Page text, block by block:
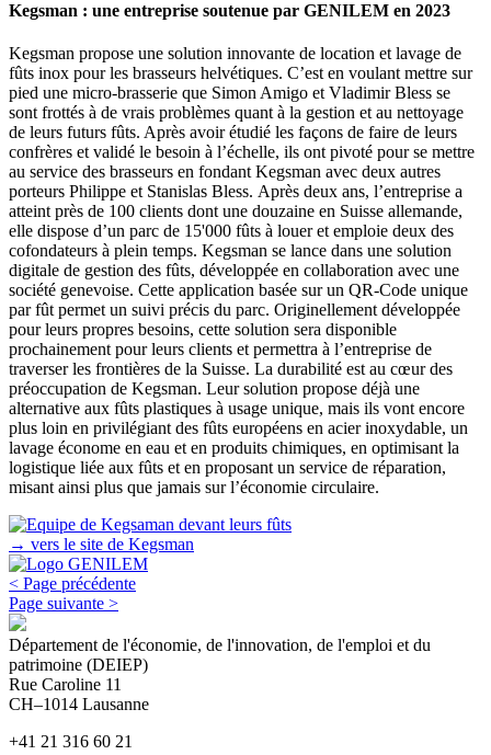
Kegsman : une entreprise soutenue par GENILEM en 2023
Kegsman propose une solution innovante de location et lavage de
fûts inox pour les brasseurs helvétiques. C’est en voulant mettre sur
pied une micro-brasserie que Simon Amigo et Vladimir Bless se
sont frottés à de vrais problèmes quant à la gestion et au nettoyage
de leurs futurs fûts. Après avoir étudié les façons de faire de leurs
confrères et validé le besoin à l’échelle, ils ont pivoté pour se mettre
au service des brasseurs en fondant Kegsman avec deux autres
porteurs Philippe et Stanislas Bless. Après deux ans, l’entreprise a
atteint près de 100 clients dont une douzaine en Suisse allemande,
elle dispose d’un parc de 15'000 fûts à louer et emploie deux des
cofondateurs à plein temps. Kegsman se lance dans une solution
digitale de gestion des fûts, développée en collaboration avec une
société genevoise. Cette application basée sur un QR-Code unique
par fût permet un suivi précis du parc. Originellement développée
pour leurs propres besoins, cette solution sera disponible
prochainement pour leurs clients et permettra à l’entreprise de
traverser les frontières de la Suisse. La durabilité est au cœur des
préoccupation de Kegsman. Leur solution propose déjà une
alternative aux fûts plastiques à usage unique, mais ils vont encore
plus loin en privilégiant des fûts européens en acier inoxydable, un
lavage économe en eau et en produits chimiques, en optimisant la
logistique liée aux fûts et en proposant un service de réparation,
misant ainsi plus que jamais sur l’économie circulaire.
→ vers le site de Kegsman
< Page précédente
Page suivante >
Département de l'économie, de l'innovation, de l'emploi et du
patrimoine (DEIEP)
Rue Caroline 11
CH–1014 Lausanne
+41 21 316 60 21